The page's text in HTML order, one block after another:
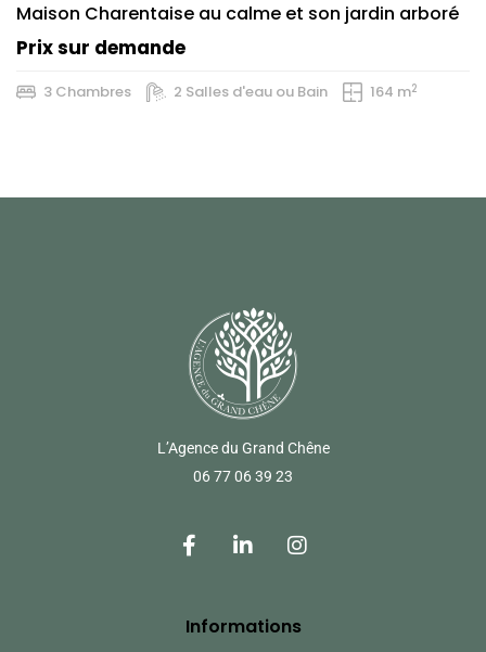
Maison Charentaise au calme et son jardin arboré
Prix sur demande
3 Chambres 2 Salles d'eau ou Bain 164 m2
L’Agence du Grand Chêne
06 77 06 39 23
Informations